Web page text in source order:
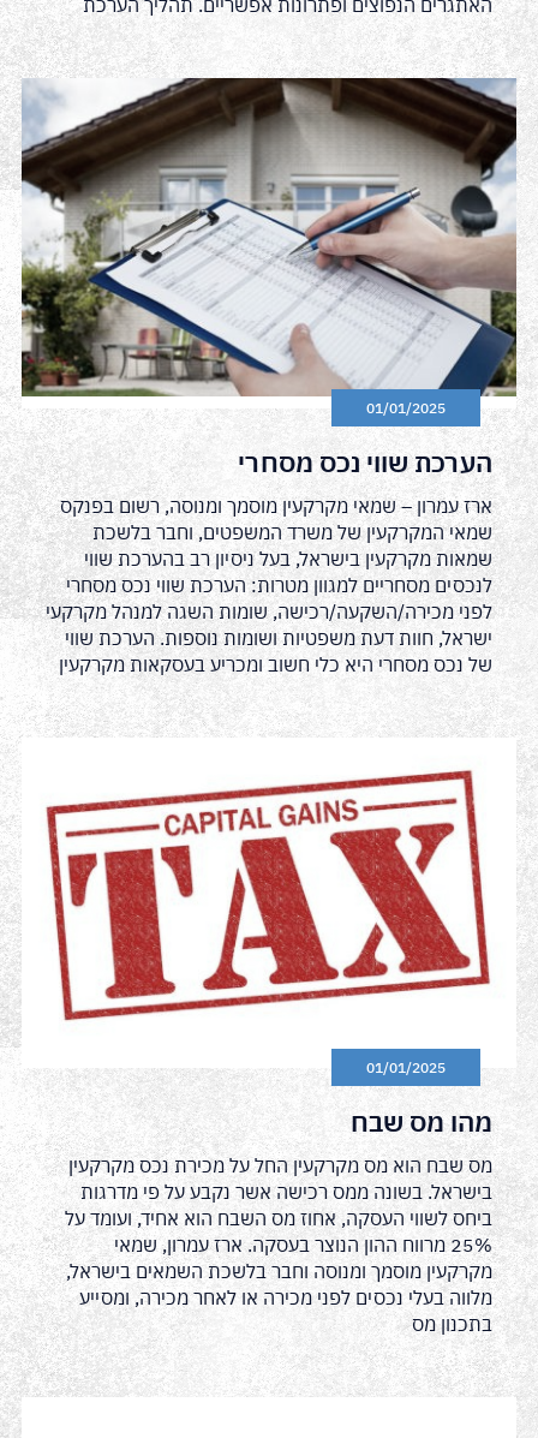
האתגרים הנפוצים ופתרונות אפשריים. תהליך הערכת
01/01/2025
הערכת שווי נכס מסחרי
ארז עמרון – שמאי מקרקעין מוסמך ומנוסה, רשום בפנקס
שמאי המקרקעין של משרד המשפטים, וחבר בלשכת
שמאות מקרקעין בישראל, בעל ניסיון רב בהערכת שווי
לנכסים מסחריים למגוון מטרות: הערכת שווי נכס מסחרי
לפני מכירה/השקעה/רכישה, שומות השגה למנהל מקרקעי
ישראל, חוות דעת משפטיות ושומות נוספות. הערכת שווי
של נכס מסחרי היא כלי חשוב ומכריע בעסקאות מקרקעין
01/01/2025
מהו מס שבח
מס שבח הוא מס מקרקעין החל על מכירת נכס מקרקעין
בישראל. בשונה ממס רכישה אשר נקבע על פי מדרגות
ביחס לשווי העסקה, אחוז מס השבח הוא אחיד, ועומד על
25% מרווח ההון הנוצר בעסקה. ארז עמרון, שמאי
מקרקעין מוסמך ומנוסה וחבר בלשכת השמאים בישראל,
מלווה בעלי נכסים לפני מכירה או לאחר מכירה, ומסייע
בתכנון מס